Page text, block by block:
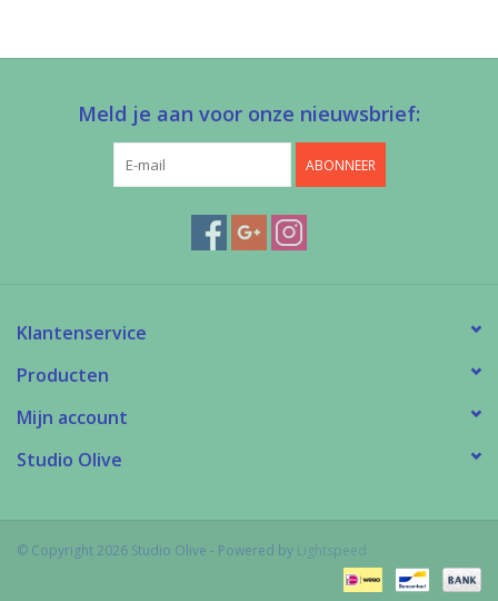
Meld je aan voor onze nieuwsbrief:
ABONNEER
Klantenservice
Producten
Mijn account
Studio Olive
© Copyright 2026 Studio Olive - Powered by Lightspeed